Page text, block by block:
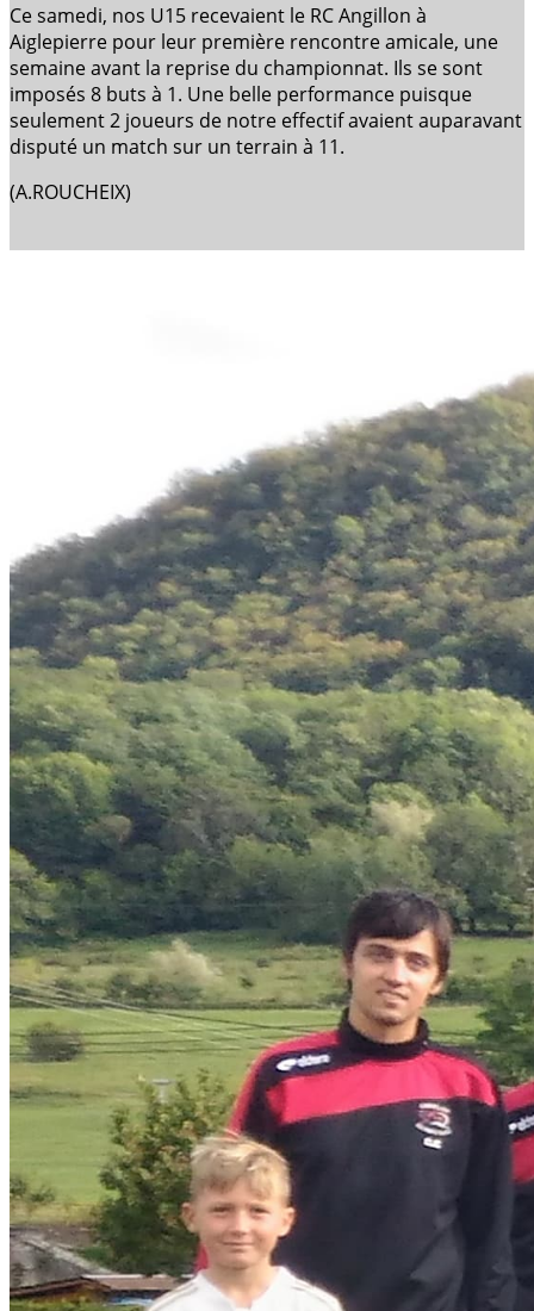
Ce samedi, nos U15 recevaient le RC Angillon à
Aiglepierre pour leur première rencontre amicale, une
semaine avant la reprise du championnat. Ils se sont
imposés 8 buts à 1. Une belle performance puisque
seulement 2 joueurs de notre effectif avaient auparavant
disputé un match sur un terrain à 11.
(A.ROUCHEIX)